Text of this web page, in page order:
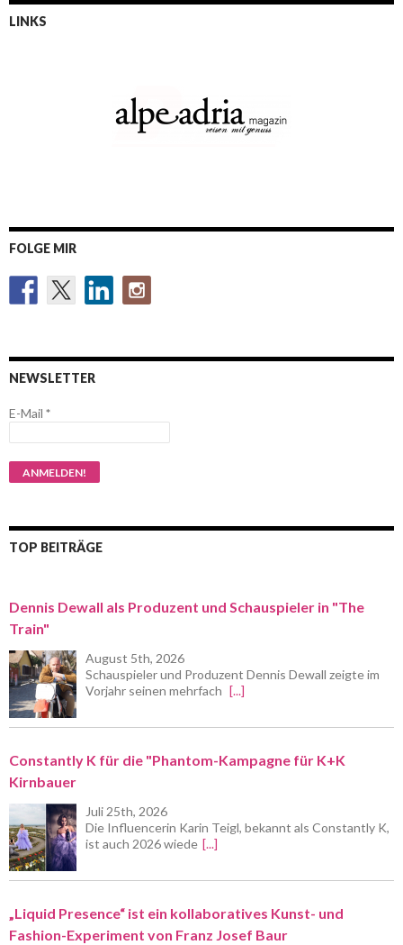
LINKS
FOLGE MIR
NEWSLETTER
E-Mail *
TOP BEITRÄGE
Dennis Dewall als Produzent und Schauspieler in "The
Train"
August 5th, 2026
Schauspieler und Produzent Dennis Dewall zeigte im
Vorjahr seinen mehrfach [...]
Constantly K für die "Phantom-Kampagne für K+K
Kirnbauer
Juli 25th, 2026
Die Influencerin Karin Teigl, bekannt als Constantly K,
ist auch 2026 wiede [...]
„Liquid Presence“ ist ein kollaboratives Kunst- und
Fashion-Experiment von Franz Josef Baur